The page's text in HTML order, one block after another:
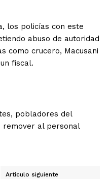
los policías con este
abuso de autoridad
como crucero, Macusani
fiscal.
pobladores del
remover al personal
Artículo siguiente